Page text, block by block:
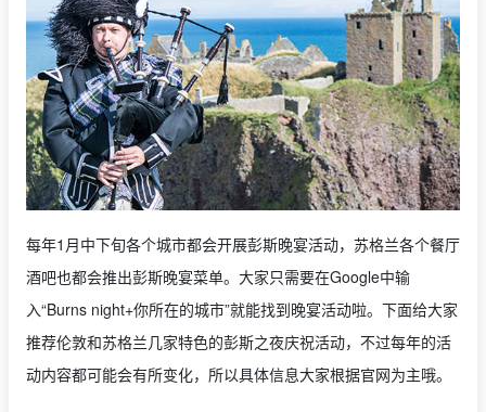
每年1月中下旬各个城市都会开展彭斯晚宴活动，苏格兰各个餐厅
酒吧也都会推出彭斯晚宴菜单。大家只需要在Google中输
入“Burns night+你所在的城市”就能找到晚宴活动啦。下面给大家
推荐伦敦和苏格兰几家特色的彭斯之夜庆祝活动，不过每年的活
动内容都可能会有所变化，所以具体信息大家根据官网为主哦。